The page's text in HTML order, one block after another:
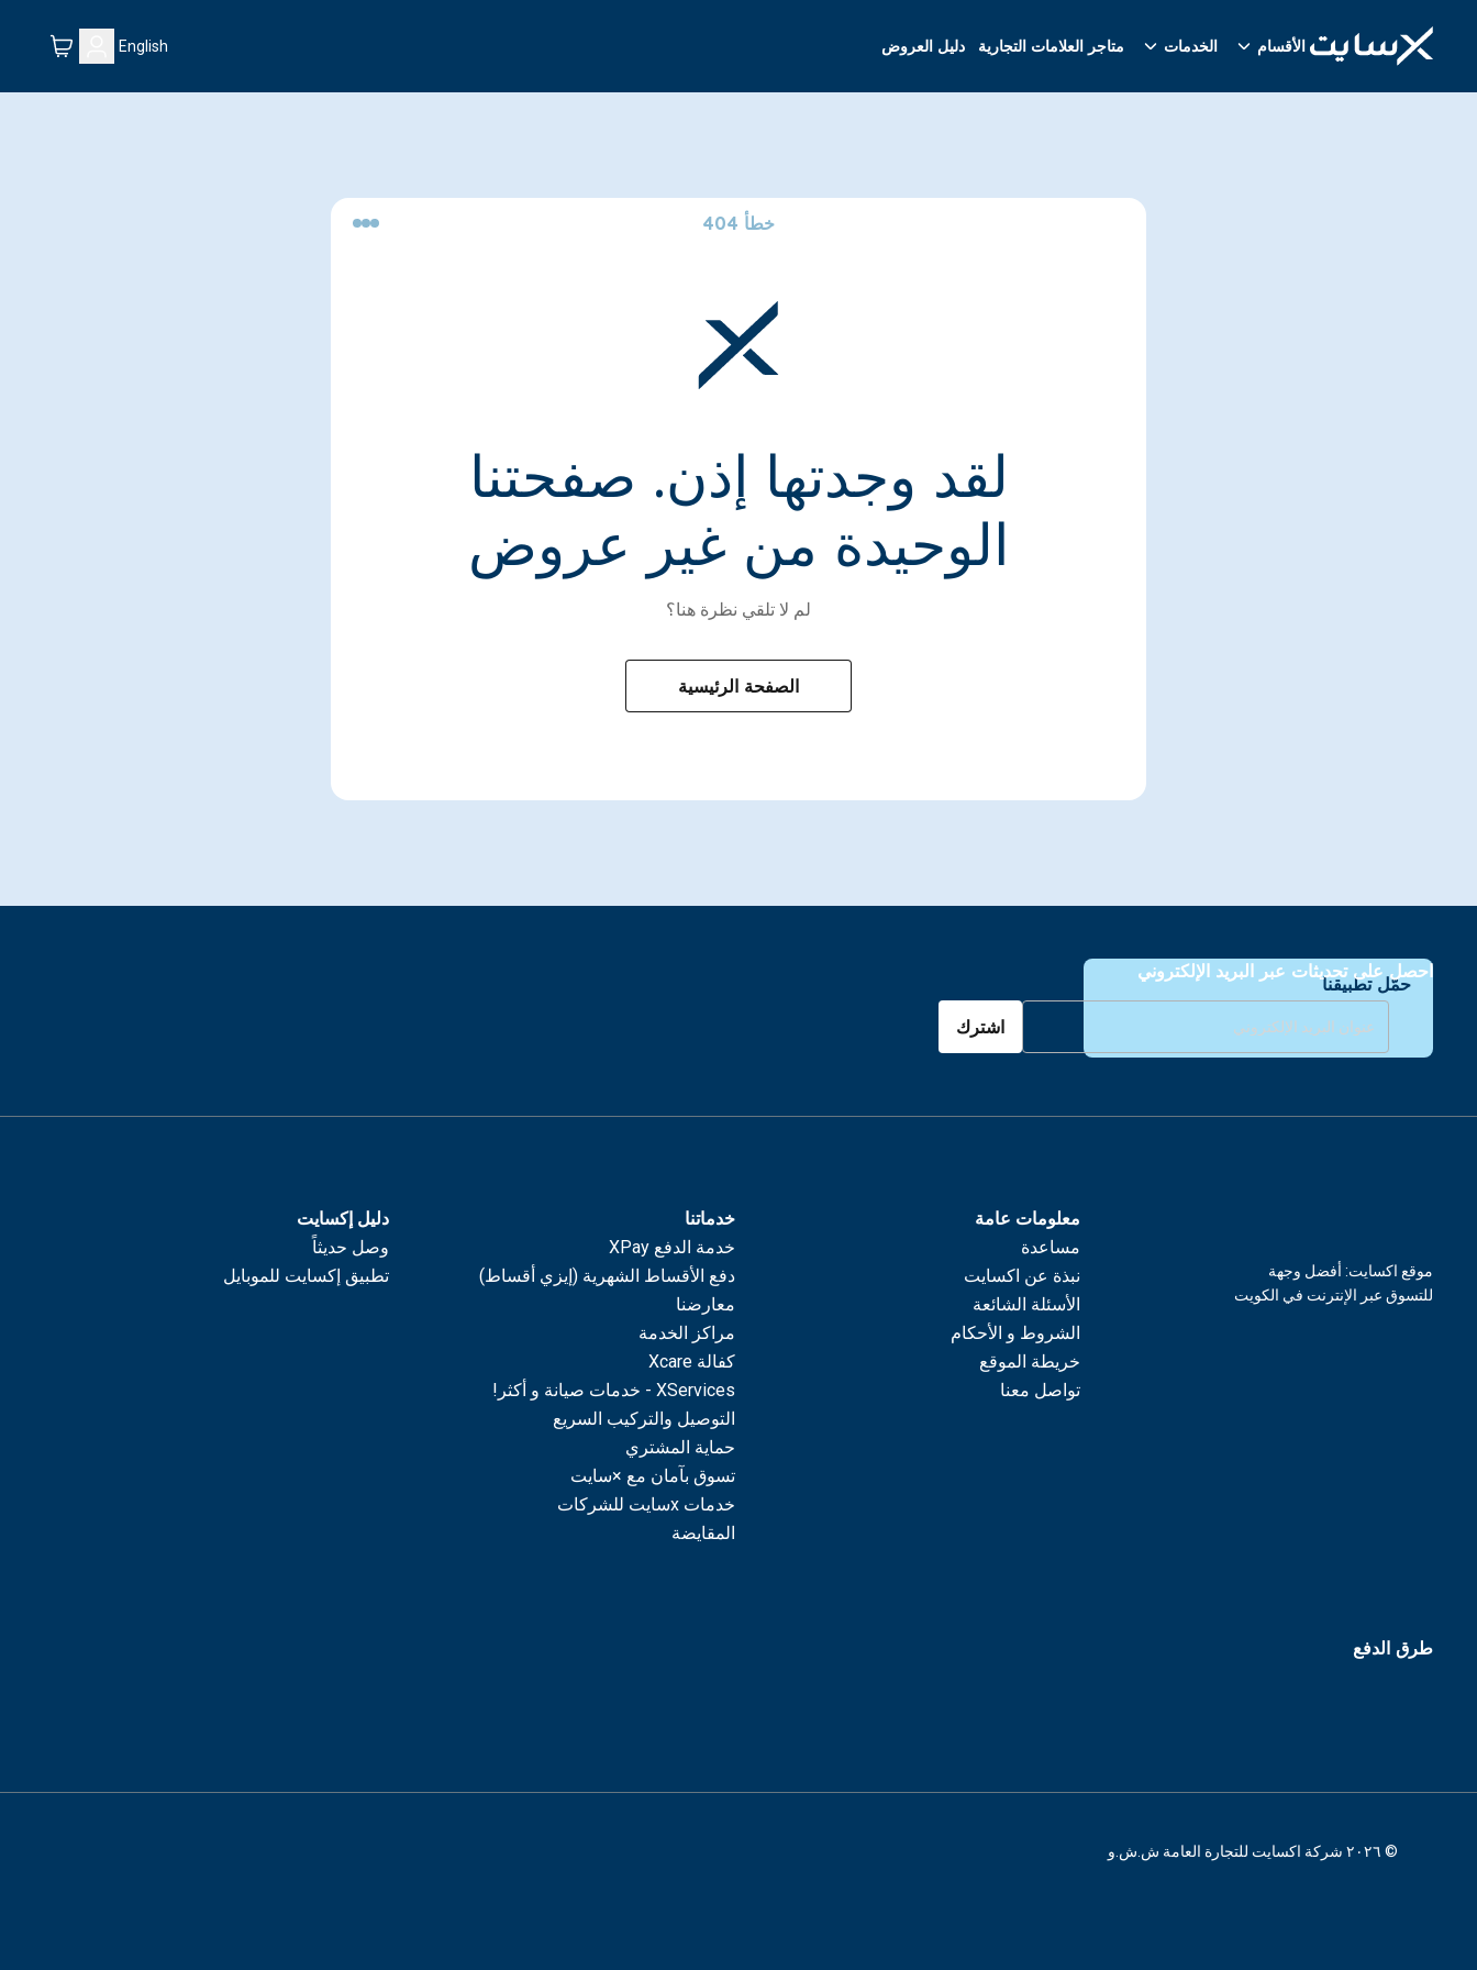
الأقسام الخدمات متاجر العلامات التجارية دليل العروض English
خطأ 404
لقد وجدتها إذن. صفحتنا
الوحيدة من غير عروض
لم لا تلقي نظرة هنا؟
الصفحة الرئيسية
حمّل تطبيقنا
احصل على تحديثات عبر البريد الإلكتروني
اشترك
معلومات عامة
مساعدة
نبذة عن اكسايت
الأسئلة الشائعة
الشروط و الأحكام
خريطة الموقع
تواصل معنا
خدماتنا
خدمة الدفع XPay
دفع الأقساط الشهرية (إيزي أقساط)
معارضنا
مراكز الخدمة
كفالة Xcare
XServices - خدمات صيانة و أكثر!
التوصيل والتركيب السريع
حماية المشتري
تسوق بآمان مع ×سايت
خدمات xسايت للشركات
المقايضة
دليل إكسايت
وصل حديثاً
تطبيق إكسايت للموبايل
موقع اكسايت: أفضل وجهة
للتسوق عبر الإنترنت في الكويت
طرق الدفع
© ٢٠٢٦ شركة اكسايت للتجارة العامة ش.ش.و